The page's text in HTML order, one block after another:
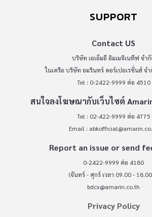
SUPPORT
Contact US
บริษัท เอเอ็มอี อิมเมจิเนทีฟ จำ
ในเครือ บริษัท อมรินทร์ คอร์เปอเรชั่นส์ จ
Tel : 0-2422-9999 ต่อ 4510
สนใจลงโฆษณากับเว็บไซต์
Tel : 02-422-9999 ต่อ 4775
Email :
Report an issue or send
0-2422-9999 ต่อ 4180
(จันทร์ - ศุกร์ เวลา 09.00 -
bdcx@amarin.co.th
Privacy Policy